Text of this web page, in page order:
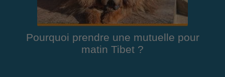
Pourquoi prendre une mutuelle pour
matin Tibet ?